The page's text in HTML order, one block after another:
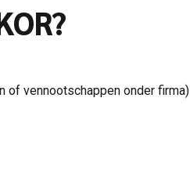
of vennootschappen onder firma)